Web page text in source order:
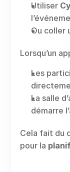
Utiliser
Ou coller
Lorsqu’un
Les
La salle
démarre
Cela fait du
pour la